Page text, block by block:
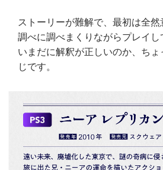
ストーリーが難解で、最初は全
調べに調べまくりながらプレイし
いまだに解釈が正しいのか、ち
じです。